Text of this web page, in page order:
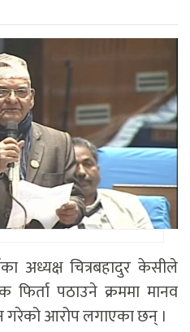
अध्यक्ष चित्रबहादुर केसीले
फिर्ता पठाउने क्रममा मानव
आरोप लगाएका छन् ।